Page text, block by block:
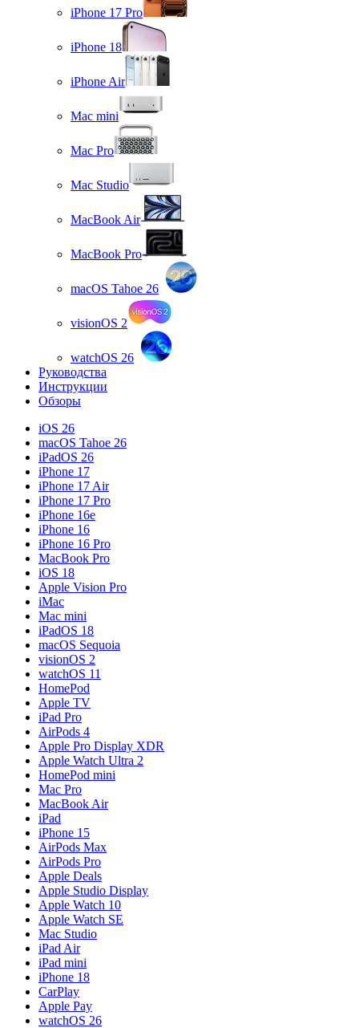
iPhone 17 Pro
iPhone 18
iPhone Air
Mac mini
Mac Pro
Mac Studio
MacBook Air
MacBook Pro
macOS Tahoe 26
visionOS 2
watchOS 26
Руководства
Инструкции
Обзоры
iOS 26
macOS Tahoe 26
iPadOS 26
iPhone 17
iPhone 17 Air
iPhone 17 Pro
iPhone 16e
iPhone 16
iPhone 16 Pro
MacBook Pro
iOS 18
Apple Vision Pro
iMac
Mac mini
iPadOS 18
macOS Sequoia
visionOS 2
watchOS 11
HomePod
Apple TV
iPad Pro
AirPods 4
Apple Pro Display XDR
Apple Watch Ultra 2
HomePod mini
Mac Pro
MacBook Air
iPad
iPhone 15
AirPods Max
AirPods Pro
Apple Deals
Apple Studio Display
Apple Watch 10
Apple Watch SE
Mac Studio
iPad Air
iPad mini
iPhone 18
CarPlay
Apple Pay
watchOS 26